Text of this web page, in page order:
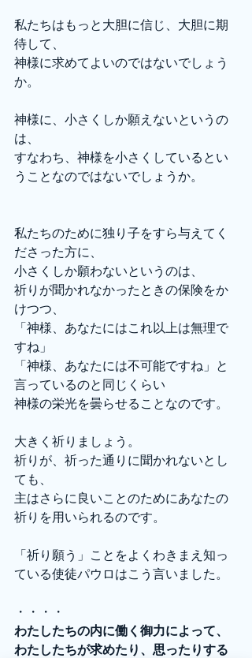
私たちはもっと大胆に信じ、大胆に期
待して、
神様に求めてよいのではないでしょう
か。
神様に、小さくしか願えないというの
は、
すなわち、神様を小さくしているとい
うことなのではないでしょうか。
私たちのために独り子をすら与えてく
ださった方に、
小さくしか願わないというのは、
祈りが聞かれなかったときの保険をか
けつつ、
「神様、あなたにはこれ以上は無理で
すね」
「神様、あなたには不可能ですね」と
言っているのと同じくらい
神様の栄光を曇らせることなのです。
大きく祈りましょう。
祈りが、祈った通りに聞かれないとし
ても、
主はさらに良いことのためにあなたの
祈りを用いられるのです。
「祈り願う」ことをよくわきまえ知っ
ている使徒パウロはこう言いました。
・・・・
わたしたちの内に働く御力によって、
わたしたちが求めたり、思ったりする